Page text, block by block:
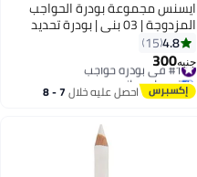
ايسنس مجموعة بودرة الحواجب
المزدوجة | 03 بني | بودرة تحديد
الحواجب الطبيعية | نباتية | خالية من
العطور | تطبيق دقيق وسهل |
لمسة نهائية ناعمة تدوم طويلاً |
مجموعة مكياج حواجب احترافية |
1.80 جرام
4.8
15
جنيه300#1 في بودرة حواجب
توصيل مجاني
#1 في بودرة حواجب احصل عليه خلال 7 - 8